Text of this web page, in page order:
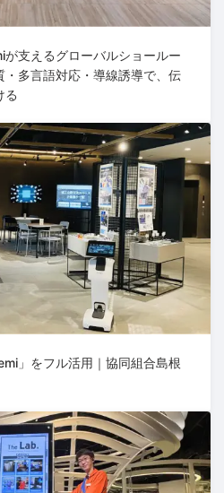
支えるグローバルショールー
・多言語対応・導線誘導で、伝
る
」をフル活用｜協同組合島根